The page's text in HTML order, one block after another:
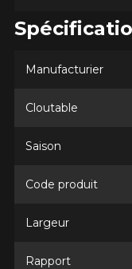
Manufacturier
Cloutable
Saison
Code produit
Largeur
Rapport
Votre